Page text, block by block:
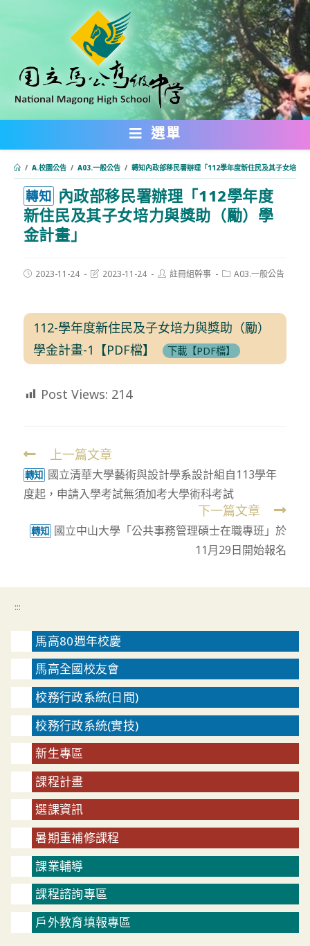
內
選單
/ A.校園公告 / A03.一般公告 / 轉知內政部移民署辦理「112學年度新住民及其子女培力
轉知 內政部移民署辦理「112學年度
新住民及其子女培力與獎助（勵）學
金計畫」
Post2023-11-24
Post2023-11-24
Post註冊組幹事
PostA03.一般公告
112-學年度新住民及子女培力與獎助（勵）
學金計畫-1【PDF檔】
下載【PDF檔】
Post Views: 214
Read
more
articles
上一篇文章
轉知 國立清華大學藝術與設計學系設計組自113學年
度起，申請入學考試無須加考大學術科考試
下一篇文章
轉知 國立中山大學「公共事務管理碩士在職專班」於
11月29日開始報名
:::
馬高80週年校慶
馬高全國校友會
校務行政系統(日間)
校務行政系統(實技)
新生專區
課程計畫
選課資訊
暑期重補修課程
課業輔導
課程諮詢專區
戶外教育填報專區